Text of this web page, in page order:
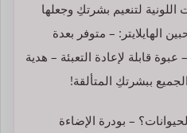
لتنعيم بشرتكِ وجعلها
الهايلايتر: – متوفر بعدة
– حجم 10 غرام – عبوة قابلة لإعادة التعبئة – هدية
ببشرتكِ المتألقة!
– بودرة الإضاءة